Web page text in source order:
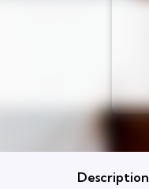
Description